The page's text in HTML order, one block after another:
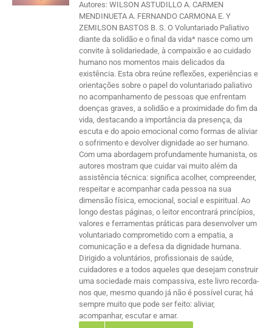
Autores: WILSON ASTUDILLO A. CARMEN
MENDINUETA A. FERNANDO CARMONA E. Y
ZEMILSON BASTOS B. S. O Voluntariado Paliativo
diante da solidão e o final da vida* nasce como um
convite à solidariedade, à compaixão e ao cuidado
humano nos momentos mais delicados da
existência. Esta obra reúne reflexões, experiências e
orientações sobre o papel do voluntariado paliativo
no acompanhamento de pessoas que enfrentam
doenças graves, a solidão e a proximidade do fim da
vida, destacando a importância da presença, da
escuta e do apoio emocional como formas de aliviar
o sofrimento e devolver dignidade ao ser humano.
Com uma abordagem profundamente humanista, os
autores mostram que cuidar vai muito além da
assistência técnica: significa acolher, compreender,
respeitar e acompanhar cada pessoa na sua
dimensão física, emocional, social e espiritual. Ao
longo destas páginas, o leitor encontrará princípios,
valores e ferramentas práticas para desenvolver um
voluntariado comprometido com a empatia, a
comunicação e a defesa da dignidade humana.
Dirigido a voluntários, profissionais de saúde,
cuidadores e a todos aqueles que desejam construir
uma sociedade mais compassiva, este livro recorda-
nos que, mesmo quando já não é possível curar, há
sempre muito que pode ser feito: aliviar,
acompanhar, escutar e amar.